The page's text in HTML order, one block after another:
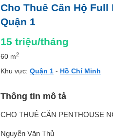
Cho Thuê Căn Hộ
Quận 1
15 triệu/tháng
60 m2
Khu vực: Quận 1 - Hồ Chí Minh
Thông tin mô tả
CHO THUÊ CĂN PENTHOUSE
Nguyễn Văn Thủ